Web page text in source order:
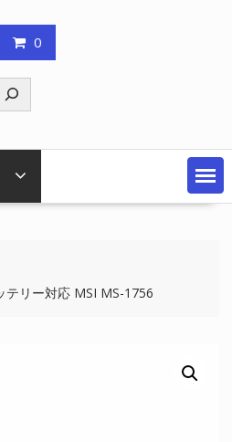
0
索
テリー対応 MSI MS-1756